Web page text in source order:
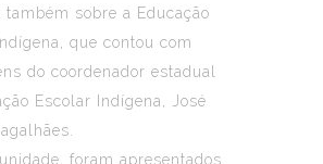
também sobre a Educação
que contou com
do coordenador estadual
Escolar Indígena, José
foram apresentados